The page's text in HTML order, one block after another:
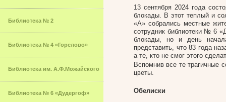
Библиотека № 2
Библиотека № 4 «Горелово»
Библиотека им. А.Ф.Можайского
Библиотека № 6 «Дудергоф»
13 сентября 2024 года
блокады. В этот теплый и
«А» собрались местные
сотрудник библиотеки № 6
блокады, но и день
представить, что 83 года
а те, кто не смог этого
Вспомнив все те трагичные
цветы.
Обелиски